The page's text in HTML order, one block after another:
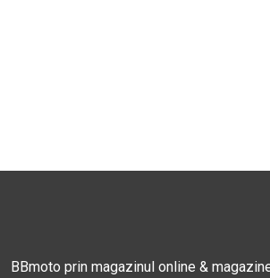
BBmoto prin magazinul online &